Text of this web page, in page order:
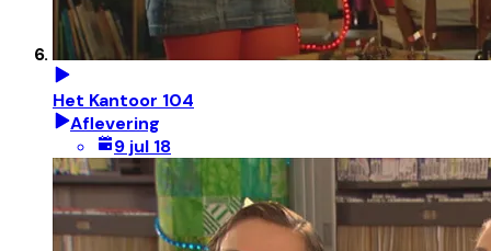
Het Kantoor 104
Aflevering
9 jul 18